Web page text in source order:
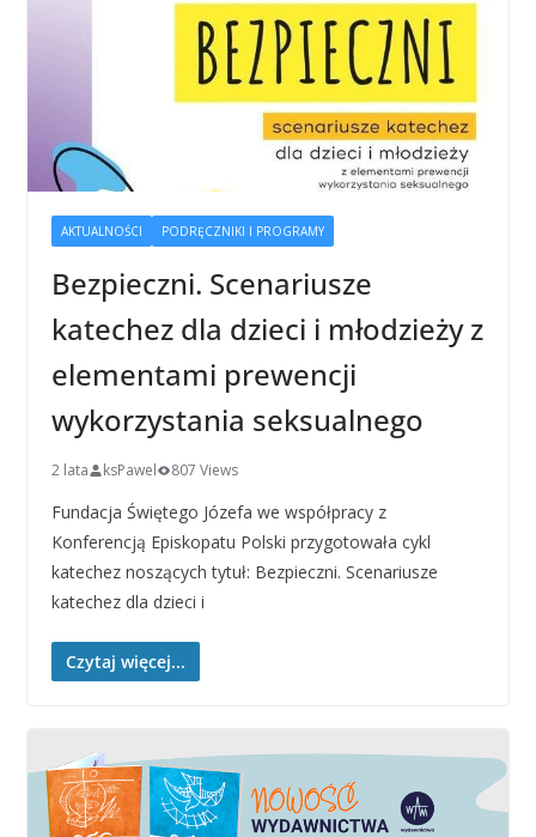
AKTUALNOŚCI PODRĘCZNIKI I PROGRAMY
Bezpieczni. Scenariusze
katechez dla dzieci i młodzieży z
elementami prewencji
wykorzystania seksualnego
2 lata ksPawel 807 Views
Fundacja Świętego Józefa we współpracy z
Konferencją Episkopatu Polski przygotowała cykl
katechez noszących tytuł: Bezpieczni. Scenariusze
katechez dla dzieci i
Czytaj więcej...